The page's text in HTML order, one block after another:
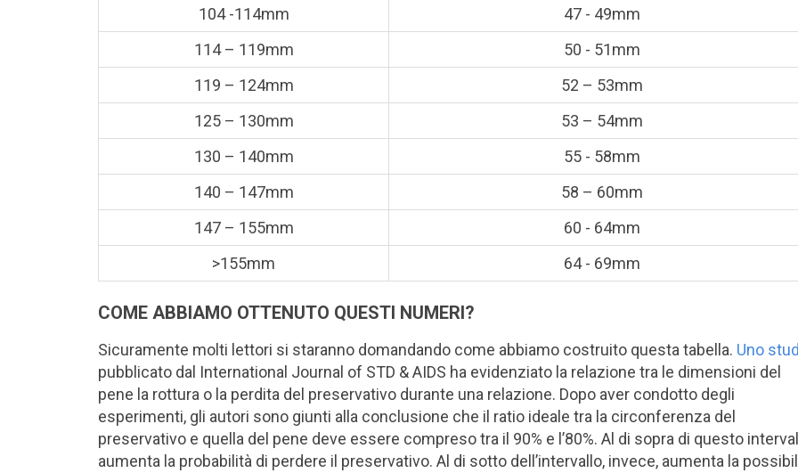
104 -114mm
47 - 49mm
114 – 119mm
50 - 51mm
119 – 124mm
52 – 53mm
125 – 130mm
53 – 54mm
130 – 140mm
55 - 58mm
140 – 147mm
58 – 60mm
147 – 155mm
60 - 64mm
>155mm
64 - 69mm
COME ABBIAMO OTTENUTO QUESTI NUMERI?
Sicuramente molti lettori si staranno domandando come abbiamo costruito questa tabella. Uno
pubblicato dal International Journal of STD & AIDS ha evidenziato la relazione tra le dimensioni del
pene la rottura o la perdita del preservativo durante una relazione. Dopo aver condotto degli
esperimenti, gli autori sono giunti alla conclusione che il ratio ideale tra la circonferenza del
preservativo e quella del pene deve essere compreso tra il 90% e l’80%. Al di sopra di questo
aumenta la probabilità di perdere il preservativo. Al di sotto dell’intervallo, invece, aumenta la